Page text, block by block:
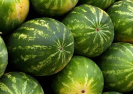
Güncel
Gündem
İlim & İrfan